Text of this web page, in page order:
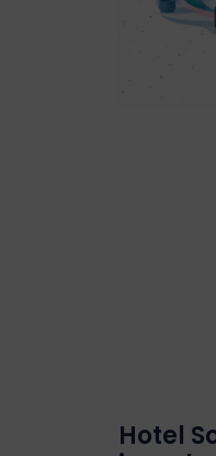
Hotel